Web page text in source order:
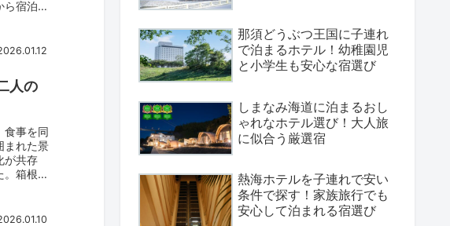
宿泊費
旅全体の
人の
食事を同
まれた景
が共存
。箱根温
那須どうぶつ王国に子連れ
で泊まるホテル！幼稚園児
と小学生も安心な宿選び
しまなみ海道に泊まるおし
ゃれなホテル選び！大人旅
に似合う厳選宿
熱海ホテルを子連れで安い
条件で探す！家族旅行でも
安心して泊まれる宿選び